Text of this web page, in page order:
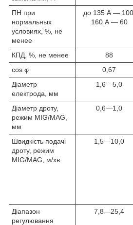
ПН при
нормальных
условиях, %, не
менее
до 135 А ― 100,
160 А ― 60
КПД, %, не менее
88
cos φ
0,67
Діаметр
електрода, мм
1,6―5,0
Діаметр дроту,
режим MIG/MAG,
мм
0,6―1,0
Швидкість подачі
дроту, режим
MIG/MAG, м/хв
1,5―10,0
Діапазон
регулювання
7,8―25,4